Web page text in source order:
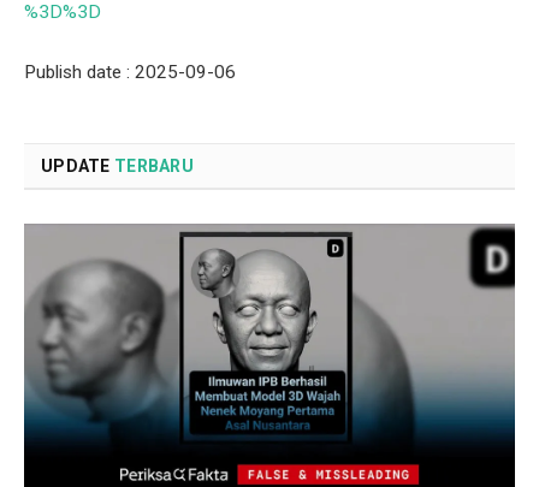
%3D%3D
Publish date : 2025-09-06
UPDATE TERBARU